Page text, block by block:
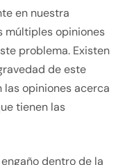
en nuestra
múltiples opiniones
problema. Existen
de este
opiniones acerca
tienen las
dentro de la